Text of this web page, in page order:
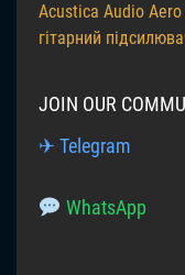
Acustica Audio
гітарний
JOIN OUR
✈ Telegram
WhatsApp